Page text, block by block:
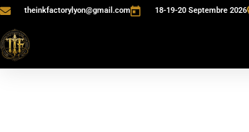
theinkfactorylyon@gmail.com 18-19-20 Septembre 2026